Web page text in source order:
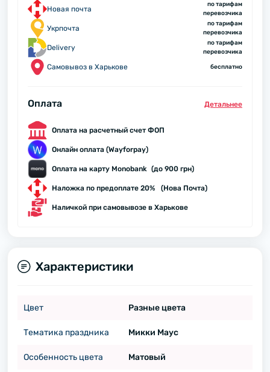
Новая почта
по тарифам
перевозчика
Укрпочта
по тарифам
перевозчика
Delivery
по тарифам
перевозчика
Самовывоз в Харькове бесплатно
Оплата Детальнее
Оплата на расчетный счет ФОП
Онлайн оплата (Wayforpay)
Оплата на карту Monobank (до 900 грн)
Наложка по предоплате 20% (Нова Почта)
Наличкой при самовывозе в Харькове
Характеристики
Цвет Разные цвета
Тематика праздника Микки Маус
Особенность цвета Матовый